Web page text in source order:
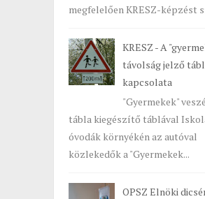
megfelelően KRESZ-képzést
KRESZ - A
távolság jelző
kapcsolata
"Gyermekek"
tábla kiegészítő táblával
óvodák környékén az autóval
közlekedők a "Gyermekek...
OPSZ Elnöki